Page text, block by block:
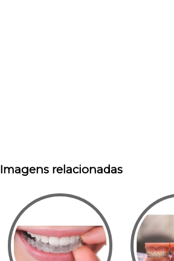
Imagens relacionadas